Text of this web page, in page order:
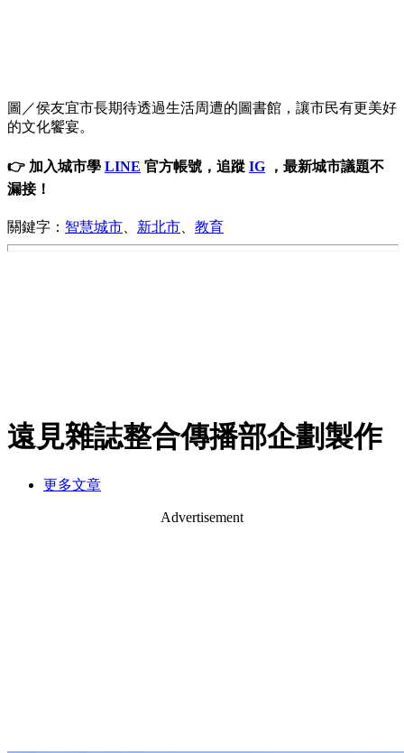
圖／侯友宜市長期待透過生活周遭的圖書館，讓市民有更美好
的文化饗宴。
👉 加入城市學 LINE 官方帳號，追蹤 IG ，最新城市議題不
漏接！
關鍵字： 智慧城市 新北市 教育
遠見雜誌整合傳播部企劃製作
更多文章
Advertisement